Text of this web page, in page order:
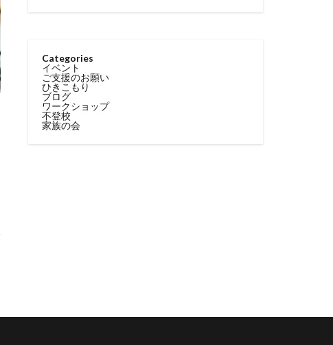
Categories
イベント
ご支援のお願い
ひきこもり
ブログ
ワークショップ
不登校
家族の会